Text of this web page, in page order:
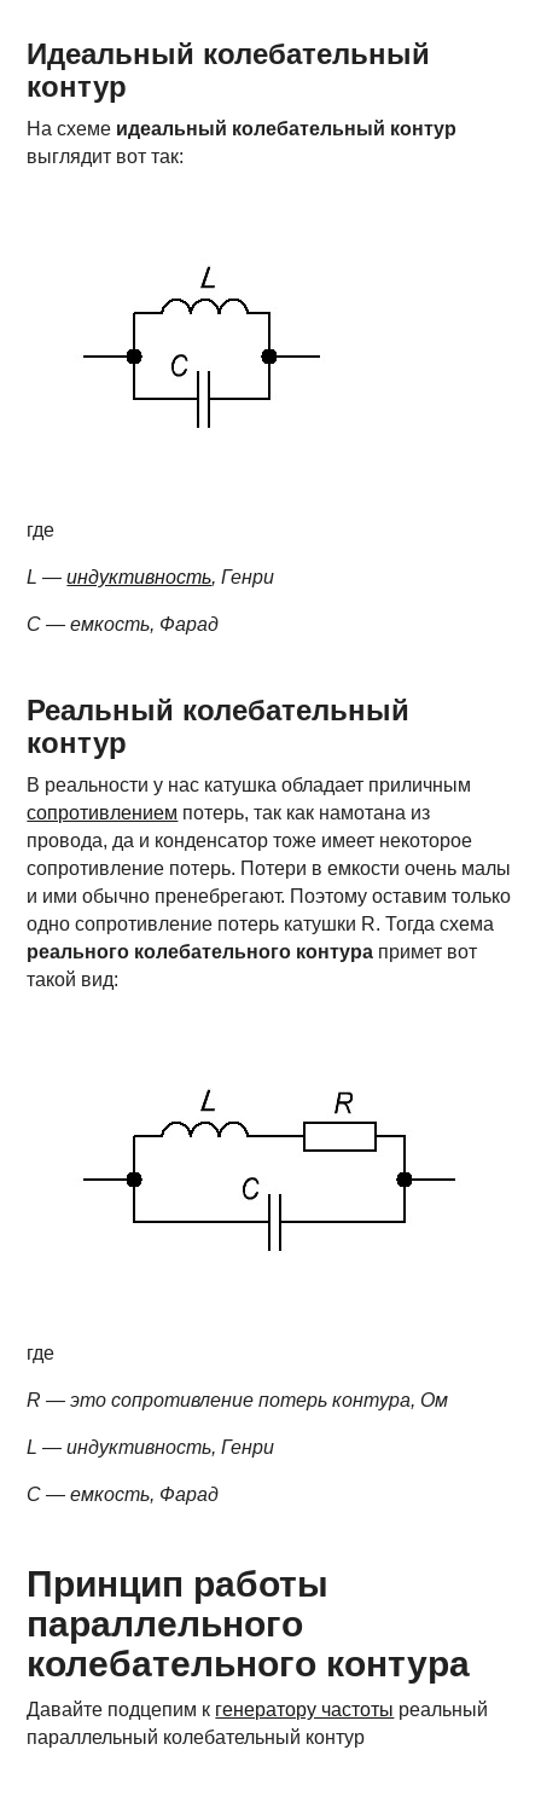
Идеальный колебательный
контур
На схеме идеальный колебательный контур
выглядит вот так:
где
L —индуктивность, Генри
С — емкость, Фарад
Реальный колебательный
контур
В реальности у нас катушка обладает приличным
сопротивлением потерь, так как намотана из
провода, да и конденсатор тоже имеет некоторое
сопротивление потерь. Потери в емкости очень малы
и ими обычно пренебрегают. Поэтому оставим только
одно сопротивление потерь катушки R. Тогда схема
реального колебательного контура примет вот
такой вид:
где
R — это сопротивление потерь контура, Ом
L — индуктивность, Генри
С — емкость, Фарад
Принцип работы
параллельного
колебательного контура
Давайте подцепим к генератору частоты реальный
параллельный колебательный контур